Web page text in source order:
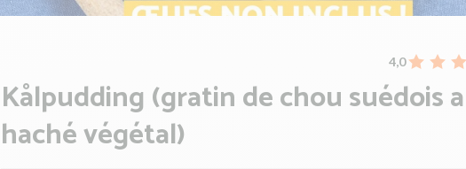
4,0
Kålpudding (gratin de chou suédois
haché végétal)